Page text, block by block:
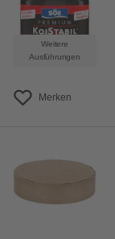
Weitere
Ausführungen
Merken